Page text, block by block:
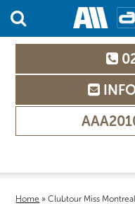
Home »Clubtour Miss Montreal